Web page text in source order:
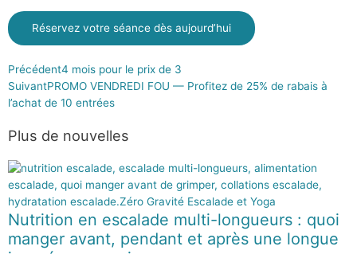
Réservez votre séance dès aujourd’hui
Précédent4 mois pour le prix de 3
SuivantPROMO VENDREDI FOU — Profitez de 25% de rabais à
l’achat de 10 entrées
Plus de nouvelles
Nutrition en escalade multi-longueurs : quoi
manger avant, pendant et après une longue